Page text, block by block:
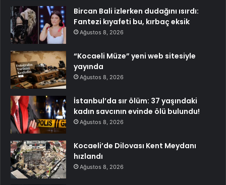
Bircan Bali izlerken dudağını ısırdı:
Fantezi kıyafeti bu, kırbaç eksik
Ağustos 8, 2026
“Kocaeli Müze” yeni web sitesiyle
yayında
Ağustos 8, 2026
İstanbul’da sır ölüm: 37 yaşındaki
kadın savcının evinde ölü bulundu!
Ağustos 8, 2026
Kocaeli’de Dilovası Kent Meydanı
hızlandı
Ağustos 8, 2026